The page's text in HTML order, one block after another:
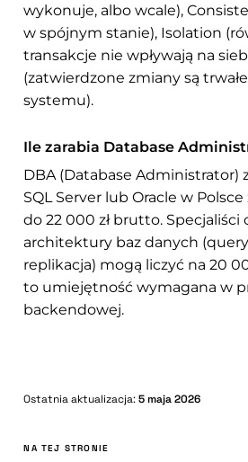
wykonuje, albo wcale),
w spójnym stanie), Isolation
transakcje nie wpływają na
(zatwierdzone zmiany są
systemu).
Ile zarabia Database
DBA (Database Administrator)
SQL Server lub Oracle w
do 22 000 zł brutto. Specjaliści
architektury baz danych
replikacja) mogą liczyć na 20
to umiejętność wymagana w
backendowej.
Ostatnia aktualizacja:5 maja 2026
NA TEJ STRONIE